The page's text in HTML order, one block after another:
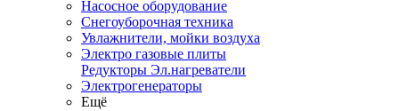
Насосное оборудование
Снегоуборочная техника
Увлажнители, мойки воздуха
Электро газовые плиты
Редукторы Эл.нагреватели
Электрогенераторы
Ещё